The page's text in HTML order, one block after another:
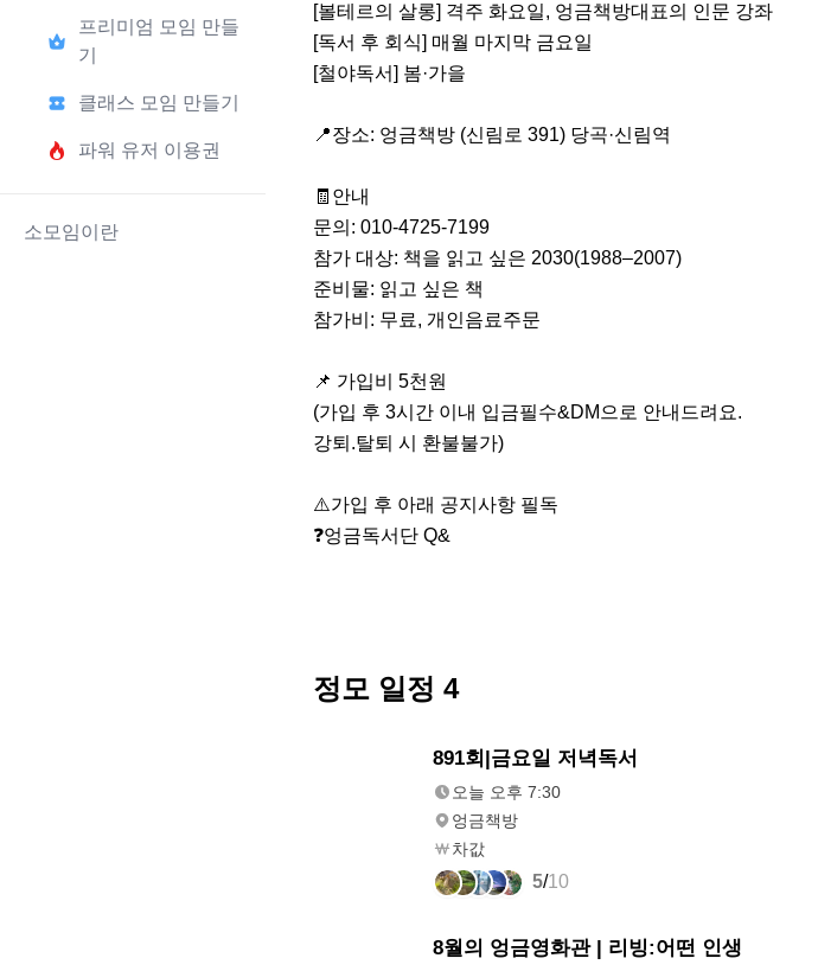
프리미엄 모임 만들
기
클래스 모임 만들기
파워 유저 이용권
소모임이란
[볼테르의 살롱] 격주 화요일, 엉금책방대표의 인문 강좌
[독서 후 회식] 매월 마지막 금요일
[철야독서] 봄·가을
📍장소: 엉금책방 (신림로 391) 당곡·신림역
🧾안내
문의: 010-4725-7199
참가 대상: 책을 읽고 싶은 2030(1988–2007)
준비물: 읽고 싶은 책
참가비: 무료, 개인음료주문
📌 가입비 5천원
(가입 후 3시간 이내 입금필수&DM으로 안내드려요.
강퇴.탈퇴 시 환불불가)
⚠️가입 후 아래 공지사항 필독
❓엉금독서단 Q&
정모 일정 4
891회|금요일 저녁독서
오늘 오후 7:30
엉금책방
차값
5/10
8월의 엉금영화관 | 리빙:어떤 인생